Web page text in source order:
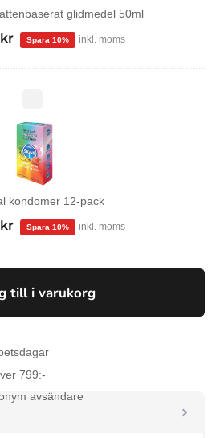
glidmedel 50ml
kr
Det
priset
inkl. moms
pack
kondomer 12-pack
kr
Det
priset
89 kr.
inkl. moms
till i varukorg
799:-
avsändare